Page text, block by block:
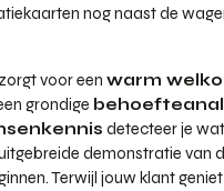
nog naast de
voor een warm
grondige
detecteer je
demonstratie van
Terwijl jouw klant